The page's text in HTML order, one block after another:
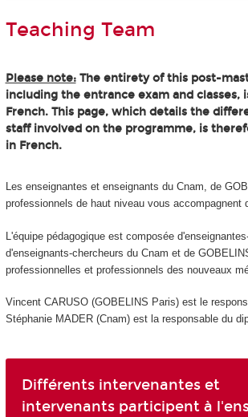
Teaching Team
Please note:The entirety of this post-
including the entrance exam and classes,
French. This page, which details the
staff involved on the programme, is
in French.
Les enseignantes et enseignants du Cnam, de
professionnels de haut niveau vous accompagnent
L'équipe pédagogique est composée
d'enseignants-chercheurs du Cnam et de
professionnelles et professionnels des nouveaux
Vincent CARUSO (GOBELINS Paris) est le
Stéphanie MADER (Cnam) est la responsable du
Différents intervenantes et
intervenants participent à